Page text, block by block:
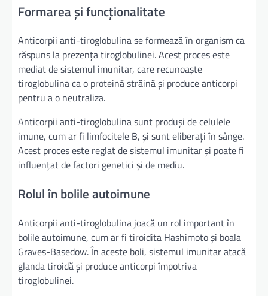
Formarea și funcționalitate
Anticorpii anti-tiroglobulina se formează în organism ca
răspuns la prezența tiroglobulinei. Acest proces este
mediat de sistemul imunitar, care recunoaște
tiroglobulina ca o proteină străină și produce anticorpi
pentru a o neutraliza.
Anticorpii anti-tiroglobulina sunt produși de celulele
imune, cum ar fi limfocitele B, și sunt eliberați în sânge.
Acest proces este reglat de sistemul imunitar și poate fi
influențat de factori genetici și de mediu.
Rolul în bolile autoimune
Anticorpii anti-tiroglobulina joacă un rol important în
bolile autoimune, cum ar fi tiroidita Hashimoto și boala
Graves-Basedow. În aceste boli, sistemul imunitar atacă
glanda tiroidă și produce anticorpi împotriva
tiroglobulinei.